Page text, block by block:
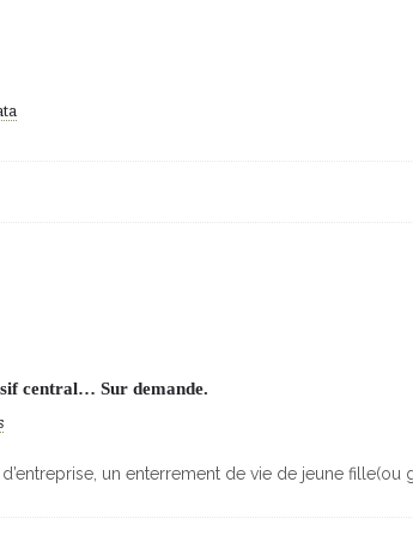
central… Sur demande.
un enterrement de vie de jeune